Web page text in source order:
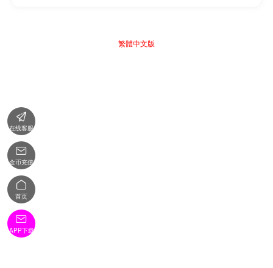
繁體中文版

在线客服

金币充值

首页

APP下载